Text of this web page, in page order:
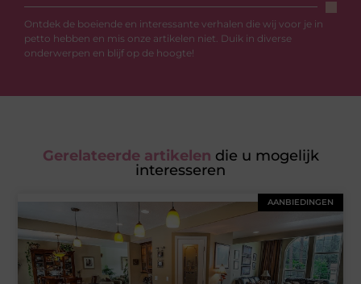
Ontdek de boeiende en interessante verhalen die wij voor je in
petto hebben en mis onze artikelen niet. Duik in diverse
onderwerpen en blijf op de hoogte!
Gerelateerde artikelen die u mogelijk
interesseren
AANBIEDINGEN